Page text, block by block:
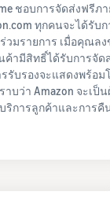
ชอบการจัดส่งฟรีภ
ทุกคนจะได้รับก
วมรายการ เมื่อคุณลง
ค้ามีสิทธิ์ได้รับการจัด
รับรองจะแสดงพร้อม
าบว่า Amazon จะเป็
ริการลูกค้าและการคื